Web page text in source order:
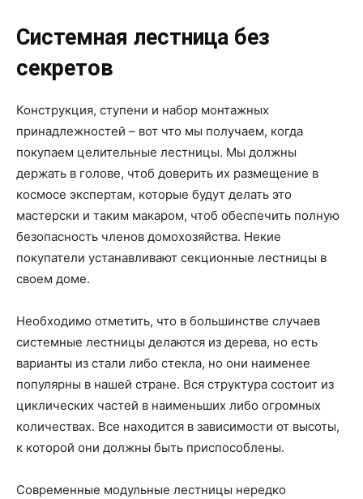
Системная лестница без
секретов
Конструкция, ступени и набор монтажных
принадлежностей – вот что мы получаем, когда
покупаем целительные лестницы. Мы должны
держать в голове, чтоб доверить их размещение в
космосе экспертам, которые будут делать это
мастерски и таким макаром, чтоб обеспечить полную
безопасность членов домохозяйства. Некие
покупатели устанавливают секционные лестницы в
своем доме.
Необходимо отметить, что в большинстве случаев
системные лестницы делаются из дерева, но есть
варианты из стали либо стекла, но они наименее
популярны в нашей стране. Вся структура состоит из
циклических частей в наименьших либо огромных
количествах. Все находится в зависимости от высоты,
к которой они должны быть приспособлены.
Современные модульные лестницы нередко